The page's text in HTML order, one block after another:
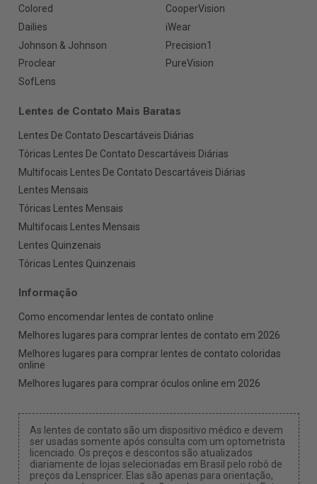
Colored
CooperVision
Dailies
iWear
Johnson & Johnson
Precision1
Proclear
PureVision
SofLens
Lentes de Contato Mais Baratas
Lentes De Contato Descartáveis Diárias
Tóricas Lentes De Contato Descartáveis Diárias
Multifocais Lentes De Contato Descartáveis Diárias
Lentes Mensais
Tóricas Lentes Mensais
Multifocais Lentes Mensais
Lentes Quinzenais
Tóricas Lentes Quinzenais
Informação
Como encomendar lentes de contato online
Melhores lugares para comprar lentes de contato em 2026
Melhores lugares para comprar lentes de contato coloridas
online
Melhores lugares para comprar óculos online em 2026
As lentes de contato são um dispositivo médico e devem
ser usadas somente após consulta com um optometrista
licenciado. Os preços e descontos são atualizados
diariamente de lojas selecionadas em Brasil pelo robô de
preços da Lenspricer. Elas são apenas para orientação,